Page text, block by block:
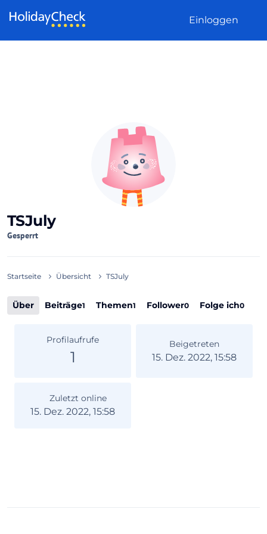
Einloggen
TSJuly
Gesperrt
Startseite Übersicht TSJuly
Über Beiträge1 Themen1 Follower0 Folge ich0
Profilaufrufe
1
Beigetreten
15. Dez. 2022, 15:58
Zuletzt online
15. Dez. 2022, 15:58